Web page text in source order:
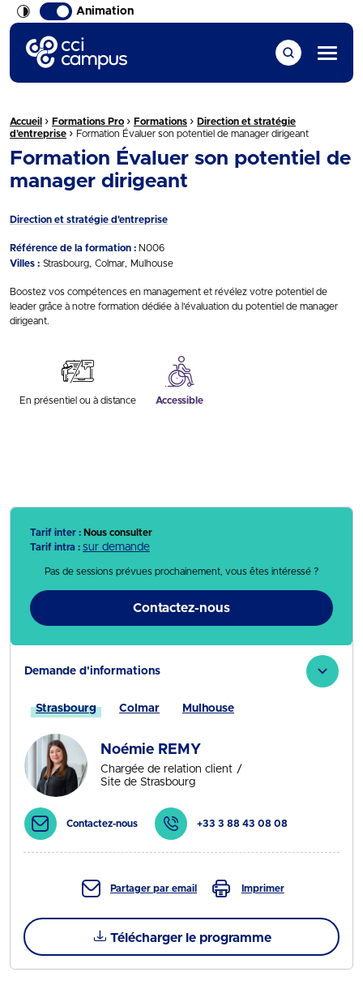
Animation
CCI Campus La formation qui vous ressemble
Menu
Fil d'Ariane :
Accueil › Formations Pro › Formations › Direction et stratégie
d'entreprise › Formation Évaluer son potentiel de manager dirigeant
Formation Évaluer son potentiel de
manager dirigeant
Direction et stratégie d'entreprise
Référence de la formation : N006
Villes : Strasbourg Colmar Mulhouse
Boostez vos compétences en management et révélez votre potentiel de
leader grâce à notre formation dédiée à l’évaluation du potentiel de manager
dirigeant.
En présentiel ou à distance Accessible
Tarif inter : Nous consulter
Tarif intra : sur demande
Pas de sessions prévues prochainement, vous êtes intéressé ?
Contactez-nous
Demande d'informations
Strasbourg Colmar Mulhouse
Noémie REMY
Chargée de relation client
Site de Strasbourg
Contactez-nous +33 3 88 43 08 08
Partager par email Imprimer
Télécharger le programme